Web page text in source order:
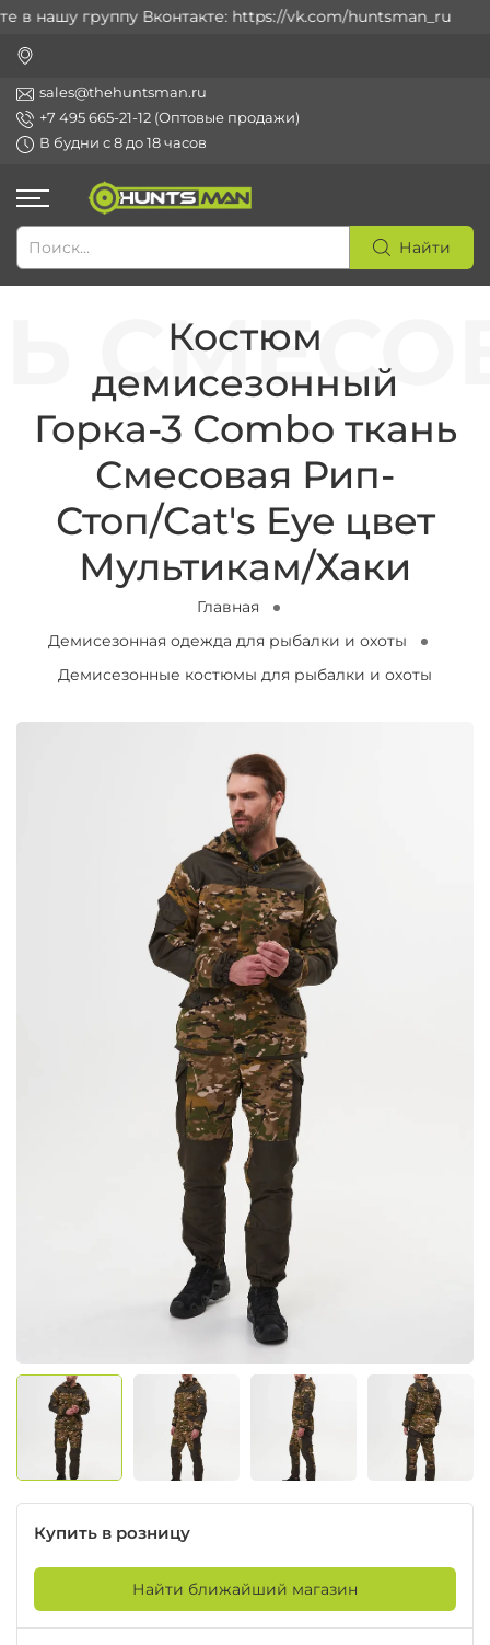
в нашу группу Вконтакте: https://vk.com/huntsman_ru
sales@thehuntsman.ru
+7 495 665-21-12 (Оптовые продажи)
В будни с 8 до 18 часов
Найти
Костюм
демисезонный
Горка-3 Сombo ткань
Смесовая Рип-
Стоп/Cat's Eye цвет
Мультикам/Хаки
Главная
Демисезонная одежда для рыбалки и охоты
Демисезонные костюмы для рыбалки и охоты
Купить в розницу
Найти ближайший магазин